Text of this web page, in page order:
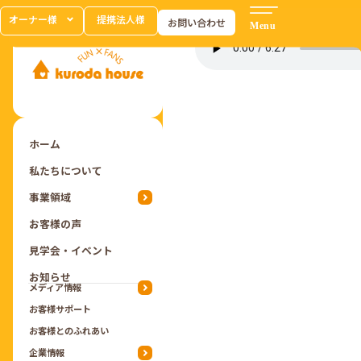
オーナー様 提携法人様 お問い合わせ
ホーム
私たちについて
事業領域
お客様の声
見学会・イベント
お知らせ
メディア情報
お客様サポート
お客様とのふれあい
企業情報